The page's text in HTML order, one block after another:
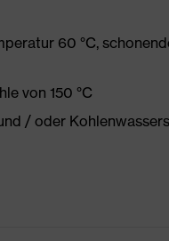
60 °C,
von 150 °C
/ oder